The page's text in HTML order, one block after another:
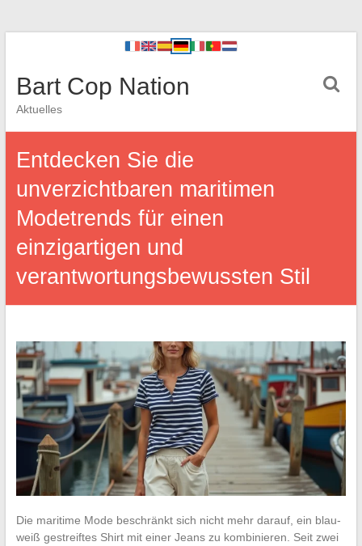
Bart Cop Nation
Aktuelles
Entdecken Sie die
unverzichtbaren maritimen
Modetrends für einen
einzigartigen und
verantwortungsbewussten Stil
Die maritime Mode beschränkt sich nicht mehr darauf, ein blau-
weiß gestreiftes Shirt mit einer Jeans zu kombinieren. Seit zwei